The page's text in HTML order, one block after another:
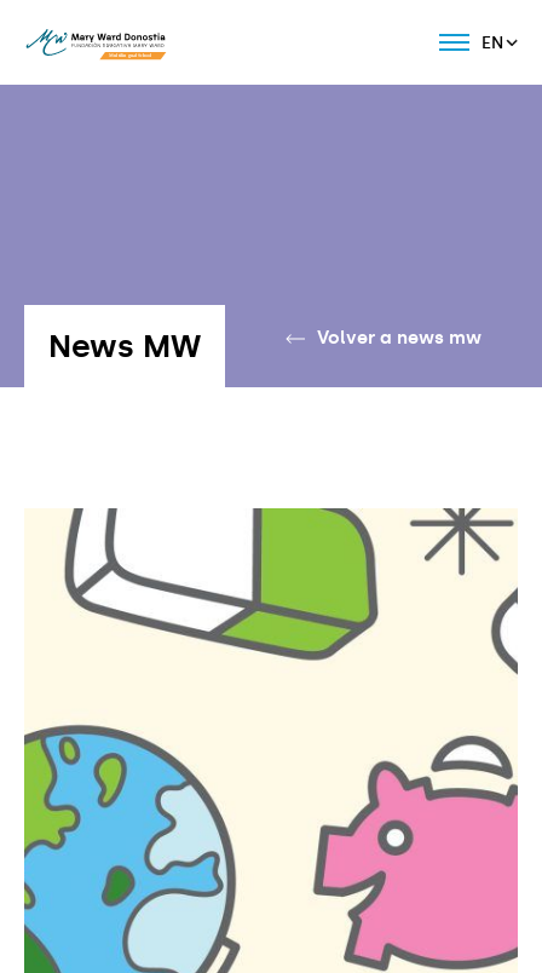
EN
Volver a news mw
News MW